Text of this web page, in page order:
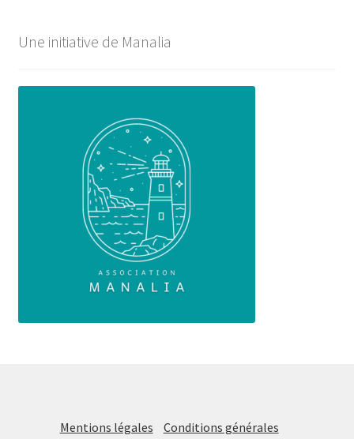
Une initiative de Manalia
Mentions légales
Conditions générales